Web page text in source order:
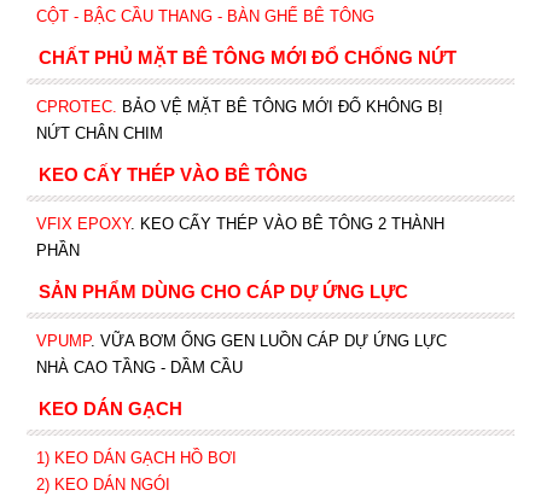
CỘT - BẬC CẦU THANG - BÀN GHẾ BÊ TÔNG
CHẤT PHỦ MẶT BÊ TÔNG MỚI ĐỔ CHỐNG NỨT
CPROTEC. BẢO VỆ MẶT BÊ TÔNG MỚI ĐỔ KHÔNG BỊ
NỨT CHÂN CHIM
KEO CẤY THÉP VÀO BÊ TÔNG
VFIX EPOXY. KEO CẤY THÉP VÀO BÊ TÔNG 2 THÀNH
PHẦN
SẢN PHẨM DÙNG CHO CÁP DỰ ỨNG LỰC
VPUMP. VỮA BƠM ỐNG GEN LUỒN CÁP DỰ ỨNG LỰC
NHÀ CAO TẦNG - DẦM CẦU
KEO DÁN GẠCH
1) KEO DÁN GẠCH HỒ BƠI
2) KEO DÁN NGÓI